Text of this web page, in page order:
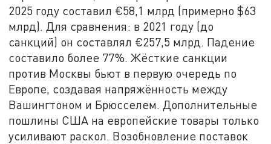
2025 году составил €58,1 млрд (примерно $63
млрд). Для сравнения: в 2021 году (до
санкций) он составлял €257,5 млрд. Падение
составило более 77%. Жёсткие санкции
против Москвы бьют в первую очередь по
Европе, создавая напряжённость между
Вашингтоном и Брюсселем. Дополнительные
пошлины США на европейские товары только
усиливают раскол. Возобновление поставок